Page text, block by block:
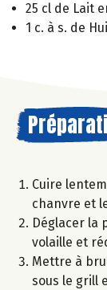
25 cl de Lait
1 c. à s. de
Cuire
chanvre et
Déglacer la
volaille et
Mettre à
sous le grill